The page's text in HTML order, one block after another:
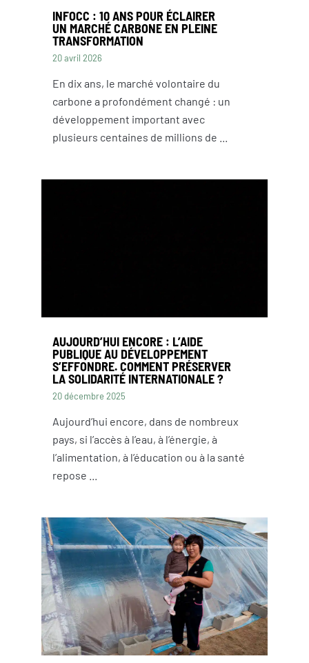
NEWSLETTER
FAIRE UN DON
INFOCC : 10 ANS POUR ÉCLAIRER
UN MARCHÉ CARBONE EN PLEINE
TRANSFORMATION
20 avril 2026
En dix ans, le marché volontaire du
carbone a profondément changé : un
développement important avec
plusieurs centaines de millions de ...
AUJOURD’HUI ENCORE : L’AIDE
PUBLIQUE AU DÉVELOPPEMENT
S’EFFONDRE. COMMENT PRÉSERVER
LA SOLIDARITÉ INTERNATIONALE ?
20 décembre 2025
Aujourd’hui encore, dans de nombreux
pays, si l’accès à l’eau, à l’énergie, à
l’alimentation, à l’éducation ou à la santé
repose ...